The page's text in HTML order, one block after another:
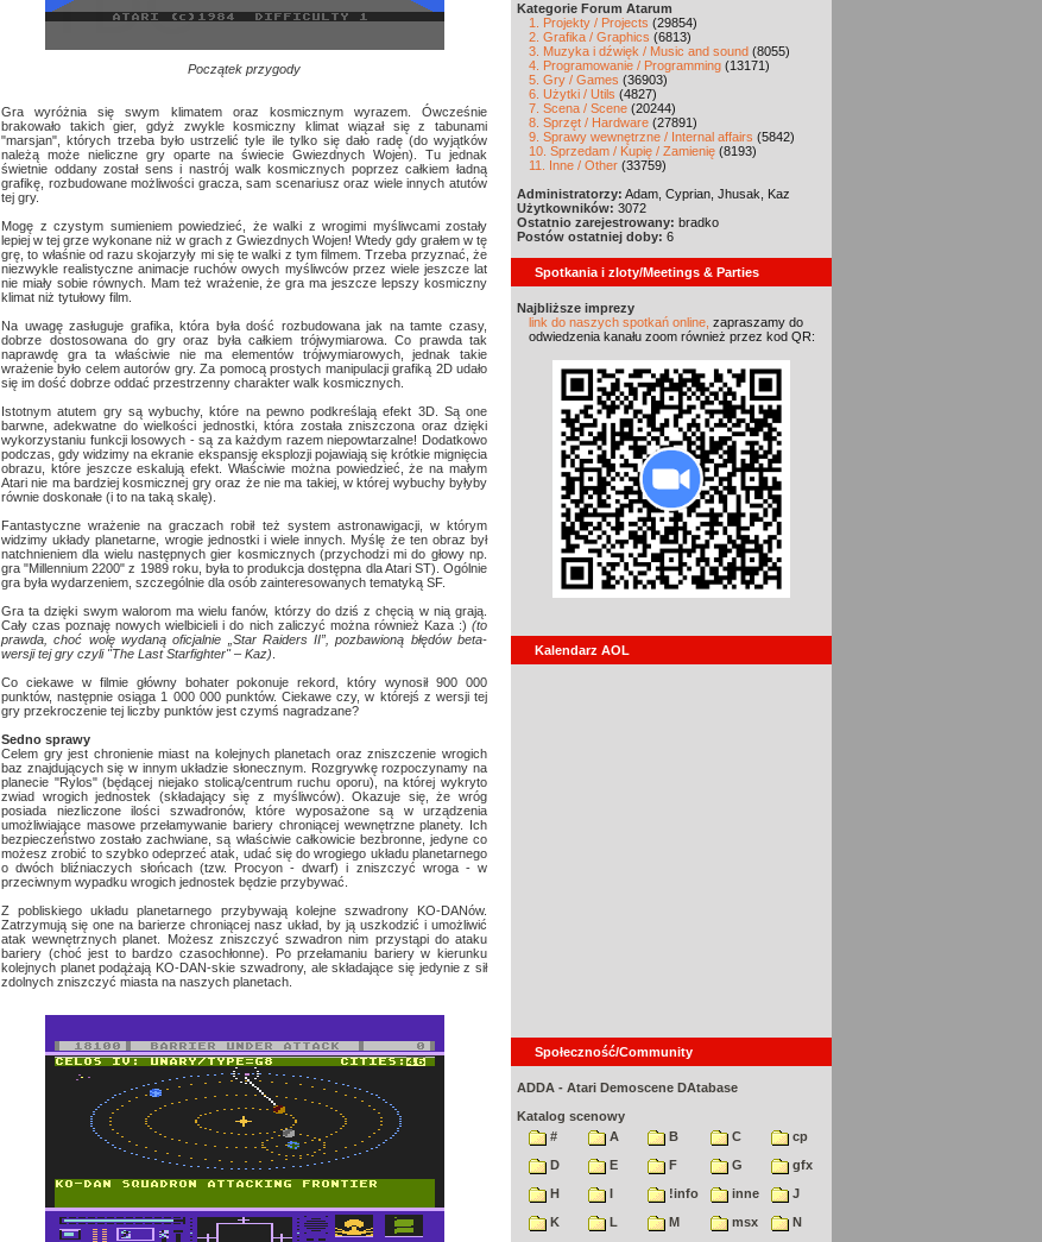
Początek przygody
Gra wyróżnia się swym klimatem oraz kosmicznym wyrazem. Ówcześnie
brakowało takich gier, gdyż zwykle kosmiczny klimat wiązał się z tabunami
"marsjan", których trzeba było ustrzelić tyle ile tylko się dało radę (do wyjątków
należą może nieliczne gry oparte na świecie Gwiezdnych Wojen). Tu jednak
świetnie oddany został sens i nastrój walk kosmicznych poprzez całkiem ładną
grafikę, rozbudowane możliwości gracza, sam scenariusz oraz wiele innych atutów
tej gry.
Mogę z czystym sumieniem powiedzieć, że walki z wrogimi myśliwcami zostały
lepiej w tej grze wykonane niż w grach z Gwiezdnych Wojen! Wtedy gdy grałem w tę
grę, to właśnie od razu skojarzyły mi się te walki z tym filmem. Trzeba przyznać, że
niezwykle realistyczne animacje ruchów owych myśliwców przez wiele jeszcze lat
nie miały sobie równych. Mam też wrażenie, że gra ma jeszcze lepszy kosmiczny
klimat niż tytułowy film.
Na uwagę zasługuje grafika, która była dość rozbudowana jak na tamte czasy,
dobrze dostosowana do gry oraz była całkiem trójwymiarowa. Co prawda tak
naprawdę gra ta właściwie nie ma elementów trójwymiarowych, jednak takie
wrażenie było celem autorów gry. Za pomocą prostych manipulacji grafiką 2D udało
się im dość dobrze oddać przestrzenny charakter walk kosmicznych.
Istotnym atutem gry są wybuchy, które na pewno podkreślają efekt 3D. Są one
barwne, adekwatne do wielkości jednostki, która została zniszczona oraz dzięki
wykorzystaniu funkcji losowych - są za każdym razem niepowtarzalne! Dodatkowo
podczas, gdy widzimy na ekranie ekspansję eksplozji pojawiają się krótkie mignięcia
obrazu, które jeszcze eskalują efekt. Właściwie można powiedzieć, że na małym
Atari nie ma bardziej kosmicznej gry oraz że nie ma takiej, w której wybuchy byłyby
równie doskonałe (i to na taką skalę).
Fantastyczne wrażenie na graczach robił też system astronawigacji, w którym
widzimy układy planetarne, wrogie jednostki i wiele innych. Myślę że ten obraz był
natchnieniem dla wielu następnych gier kosmicznych (przychodzi mi do głowy np.
gra "Millennium 2200" z 1989 roku, była to produkcja dostępna dla Atari ST). Ogólnie
gra była wydarzeniem, szczególnie dla osób zainteresowanych tematyką SF.
Gra ta dzięki swym walorom ma wielu fanów, którzy do dziś z chęcią w nią grają.
Cały czas poznaję nowych wielbicieli i do nich zaliczyć można również Kaza :) (to
prawda, choć wolę wydaną oficjalnie „Star Raiders II”, pozbawioną błędów beta-
wersji tej gry czyli "The Last Starfighter" – Kaz)
Co ciekawe w filmie główny bohater pokonuje rekord, który wynosił 900 000
punktów, następnie osiąga 1 000 000 punktów. Ciekawe czy, w którejś z wersji tej
gry przekroczenie tej liczby punktów jest czymś nagradzane?
Sedno sprawy
Celem gry jest chronienie miast na kolejnych planetach oraz zniszczenie wrogich
baz znajdujących się w innym układzie słonecznym. Rozgrywkę rozpoczynamy na
planecie "Rylos" (będącej niejako stolicą/centrum ruchu oporu), na której wykryto
zwiad wrogich jednostek (składający się z myśliwców). Okazuje się, że wróg
posiada niezliczone ilości szwadronów, które wyposażone są w urządzenia
umożliwiające masowe przełamywanie bariery chroniącej wewnętrzne planety. Ich
bezpieczeństwo zostało zachwiane, są właściwie całkowicie bezbronne, jedyne co
możesz zrobić to szybko odeprzeć atak, udać się do wrogiego układu planetarnego
o dwóch bliźniaczych słońcach (tzw. Procyon - dwarf) i zniszczyć wroga - w
przeciwnym wypadku wrogich jednostek będzie przybywać.
Z pobliskiego układu planetarnego przybywają kolejne szwadrony KO-DANów.
Zatrzymują się one na barierze chroniącej nasz układ, by ją uszkodzić i umożliwić
atak wewnętrznych planet. Możesz zniszczyć szwadron nim przystąpi do ataku
bariery (choć jest to bardzo czasochłonne). Po przełamaniu bariery w kierunku
kolejnych planet podążają KO-DAN-skie szwadrony, ale składające się jedynie z sił
zdolnych zniszczyć miasta na naszych planetach.
Kategorie Forum Atarum
1. Projekty / Projects (29854)
2. Grafika / Graphics (6813)
3. Muzyka i dźwięk / Music and sound (8055)
4. Programowanie / Programming (13171)
5. Gry / Games (36903)
6. Użytki / Utils (4827)
7. Scena / Scene (20244)
8. Sprzęt / Hardware (27891)
9. Sprawy wewnętrzne / Internal affairs (5842)
10. Sprzedam / Kupię / Zamienię (8193)
11. Inne / Other (33759)
Administratorzy: Adam, Cyprian, Jhusak, Kaz
Użytkowników: 3072
Ostatnio zarejestrowany: bradko
Postów ostatniej doby: 6
Spotkania i zloty/Meetings & Parties
Najbliższe imprezy
link do naszych spotkań online, zapraszamy do
odwiedzenia kanału zoom również przez kod QR:
Kalendarz AOL
Społeczność/Community
ADDA - Atari Demoscene DAtabase
Katalog scenowy
#
A B C
cp
D
E F G
gfx
H
I !info inne
J
K
L M msx
N